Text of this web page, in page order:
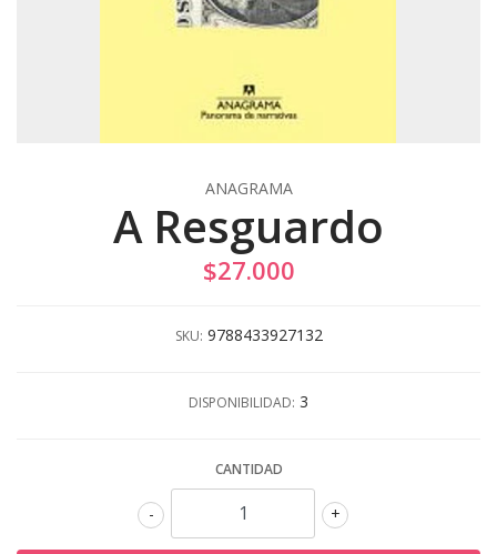
ANAGRAMA
A Resguardo
$27.000
SKU: 9788433927132
DISPONIBILIDAD: 3
CANTIDAD
+
-